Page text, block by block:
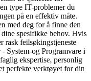
type IT-problemer du
på en effektiv måte.
med deg for å finne den
spesifikke behov. Hvis
rask feilsøkingstjeneste
System-og Programvare i
ekspertise, personlig
perfekte verktøyet for din